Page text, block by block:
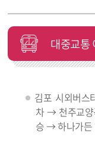
대중교통
김포 시외버
차 → 천주교양
승 → 하나가